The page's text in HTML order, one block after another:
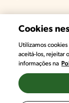
Cookies
Utilizamos
aceitá-los, rejeitar
informações na